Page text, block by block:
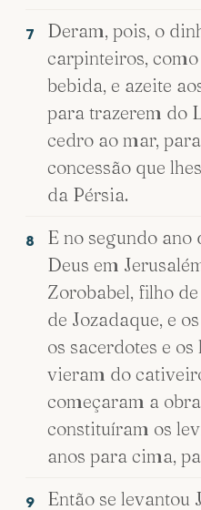
7
Deram, pois, o
carpinteiros,
bebida, e azeite
para trazerem do
cedro ao mar,
concessão que
da Pérsia.
8
E no segundo ano
Deus em
Zorobabel, filho
de Jozadaque, e
os sacerdotes e
vieram do
começaram a
constituíram os
anos para cima,
9 Então se levantou